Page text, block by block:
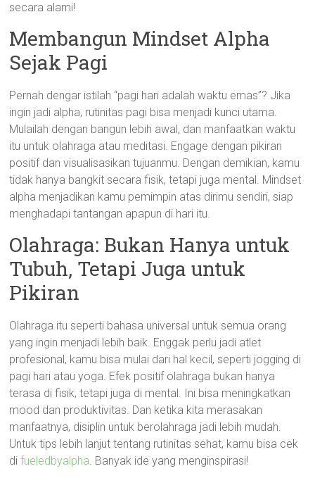
secara alami!
Membangun Mindset Alpha
Sejak Pagi
Pernah dengar istilah “pagi hari adalah waktu emas”? Jika
ingin jadi alpha, rutinitas pagi bisa menjadi kunci utama.
Mulailah dengan bangun lebih awal, dan manfaatkan waktu
itu untuk olahraga atau meditasi. Engage dengan pikiran
positif dan visualisasikan tujuanmu. Dengan demikian, kamu
tidak hanya bangkit secara fisik, tetapi juga mental. Mindset
alpha menjadikan kamu pemimpin atas dirimu sendiri, siap
menghadapi tantangan apapun di hari itu.
Olahraga: Bukan Hanya untuk
Tubuh, Tetapi Juga untuk
Pikiran
Olahraga itu seperti bahasa universal untuk semua orang
yang ingin menjadi lebih baik. Enggak perlu jadi atlet
profesional, kamu bisa mulai dari hal kecil, seperti jogging di
pagi hari atau yoga. Efek positif olahraga bukan hanya
terasa di fisik, tetapi juga di mental. Ini bisa meningkatkan
mood dan produktivitas. Dan ketika kita merasakan
manfaatnya, disiplin untuk berolahraga jadi lebih mudah.
Untuk tips lebih lanjut tentang rutinitas sehat, kamu bisa cek
difueledbyalpha. Banyak ide yang menginspirasi!